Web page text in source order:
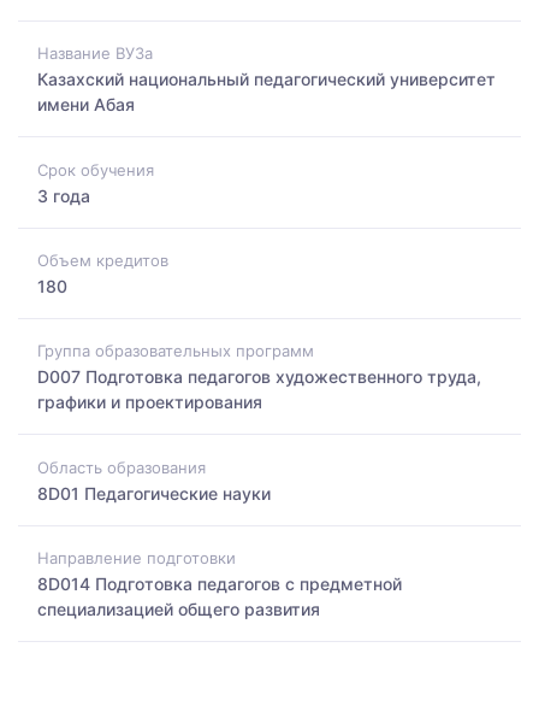
Название ВУЗа
Казахский национальный педагогический университет
имени Абая
Срок обучения
3 года
Объем кредитов
180
Группа образовательных программ
D007 Подготовка педагогов художественного труда,
графики и проектирования
Область образования
8D01 Педагогические науки
Направление подготовки
8D014 Подготовка педагогов с предметной
специализацией общего развития